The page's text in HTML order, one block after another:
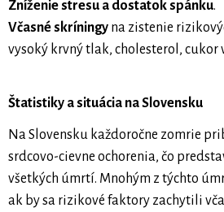
Zníženie stresu a dostatok spánku.
Včasné skríningy na zistenie
vysoký krvný tlak, cholesterol, cukor
Štatistiky a situácia na Slovensku
Na Slovensku každoročne zomrie
srdcovo-cievne ochorenia, čo
všetkých úmrtí. Mnohým z týchto
ak by sa rizikové faktory zachytili